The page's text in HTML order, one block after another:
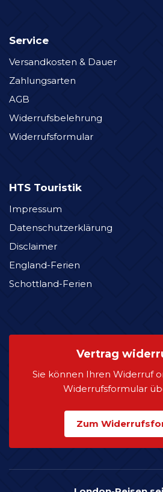
Service
Versandkosten & Dauer
Zahlungsarten
AGB
Widerrufsbelehrung
Widerrufsformular
HTS Touristik
Impressum
Datenschutzerklärung
Disclaimer
England-Ferien
Schottland-Ferien
Vertrag
Sie können Ihren Widerruf
Widerrufsformular
Zum